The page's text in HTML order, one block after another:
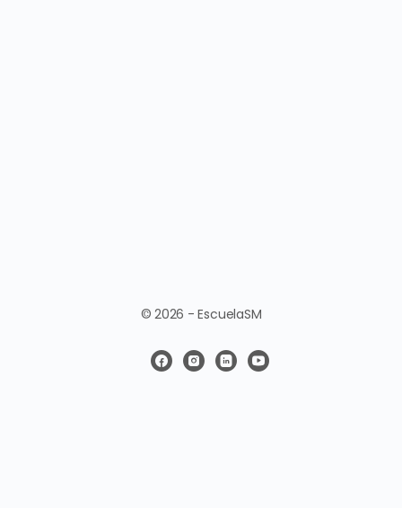
© 2026 - EscuelaSM